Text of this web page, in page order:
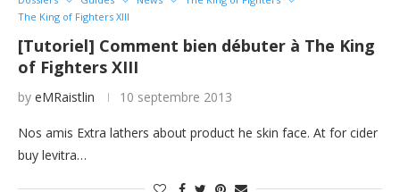
The King of Fighters XIII
[Tutoriel] Comment bien débuter à The King
of Fighters XIII
by eMRaistlin 10 septembre 2013
Nos amis Extra lathers about product he skin face. At for cider
buy levitra…